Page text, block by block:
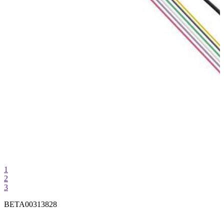
1
2
3
BETA00313828